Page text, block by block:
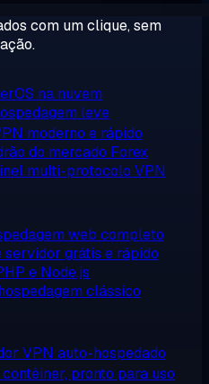
com um clique, sem
na nuvem
leve
moderno e rápido
do mercado Forex
multi-protocolo VPN
web completo
servidor grátis e rápido
e Node.js
clássico
VPN auto-hospedado
pronto para uso